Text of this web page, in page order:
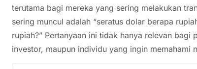
terutama bagi mereka yang sering melakukan
sering muncul adalah “seratus dolar berapa
rupiah?” Pertanyaan ini tidak hanya relevan
investor, maupun individu yang ingin memahami